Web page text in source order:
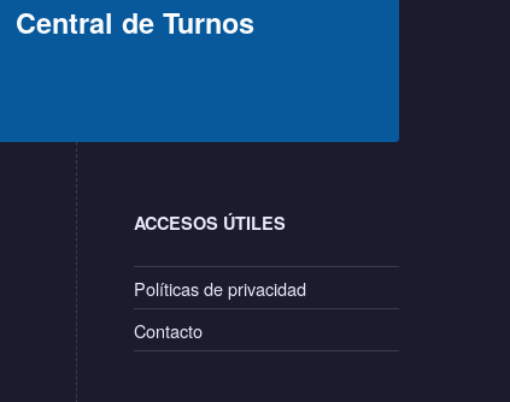
Central de Turnos
ACCESOS ÚTILES
Políticas de privacidad
Contacto